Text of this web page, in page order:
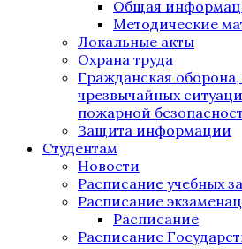
Общая
Методические
Локальные акты
Охрана труда
Гражданская
чрезвычайных
пожарной
Защита информации
Студентам
Новости
Расписание учебных
Расписание
Расписание
Расписание